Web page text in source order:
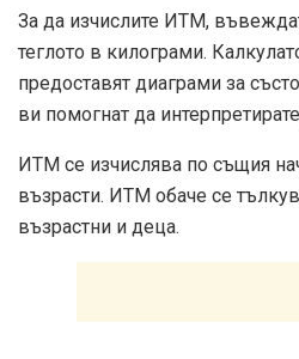
За да изчислите ИТМ,
теглото в килограми.
предоставят диаграми за
ви помогнат да
ИТМ се изчислява по същия
възрасти. ИТМ обаче се
възрастни и деца.